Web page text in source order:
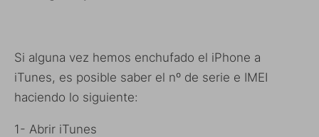
Si alguna vez hemos enchufado el iPhone a
iTunes, es posible saber el nº de serie e IMEI
haciendo lo siguiente:
1- Abrir iTunes